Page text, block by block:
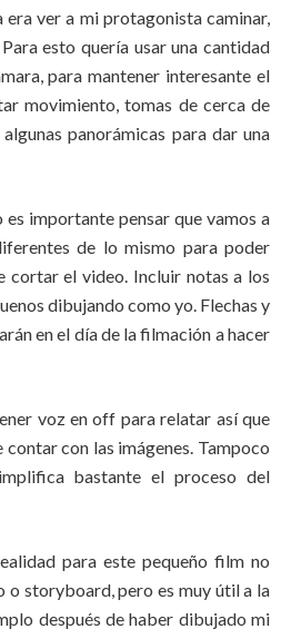
ver a mi protagonista caminar,
esto quería usar una cantidad
para mantener interesante el
movimiento, tomas de cerca de
panorámicas para dar una
importante pensar que vamos a
de lo mismo para poder
cortar el video. Incluir notas a los
dibujando como yo. Flechas y
en el día de la filmación a hacer
voz en off para relatar así que
con las imágenes. Tampoco
bastante el proceso del
para este pequeño film no
o storyboard, pero es muy útil a la
después de haber dibujado mi